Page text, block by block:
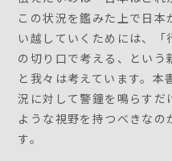
この状況を鑑みた上で日
い越していくためには、
の切り口で考える、という
と我々は考えています。本
況に対して警鐘を鳴らすだ
ような視野を持つべきなの
す。